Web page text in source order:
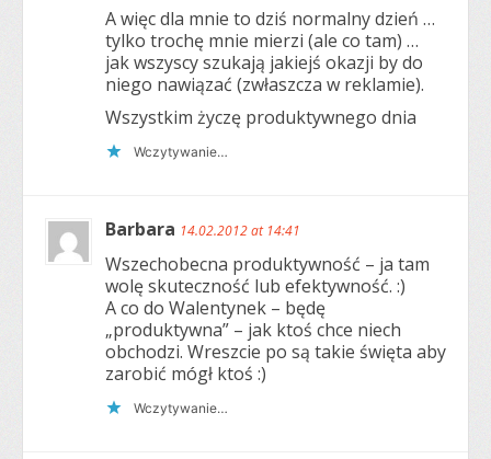
A więc dla mnie to dziś normalny dzień …
tylko trochę mnie mierzi (ale co tam) …
jak wszyscy szukają jakiejś okazji by do
niego nawiązać (zwłaszcza w reklamie).
Wszystkim życzę produktywnego dnia
Wczytywanie…
Barbara 14.02.2012 at 14:41
Wszechobecna produktywność – ja tam
wolę skuteczność lub efektywność. :)
A co do Walentynek – będę
„produktywna” – jak ktoś chce niech
obchodzi. Wreszcie po są takie święta aby
zarobić mógł ktoś :)
Wczytywanie…